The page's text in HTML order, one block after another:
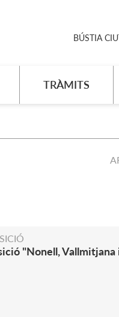
TRÀMITS
BÚSTIA
"Nonell,